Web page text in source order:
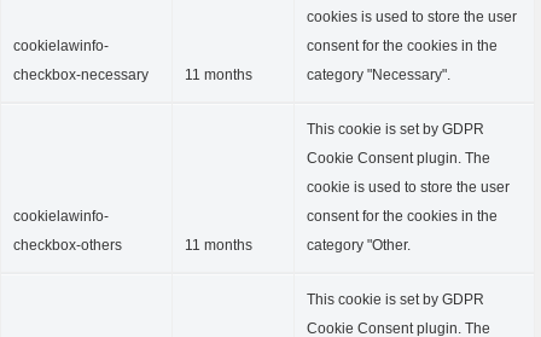
cookielawinfo-
checkbox-necessary
11 months
cookies is used to store the user
consent for the cookies in the
category "Necessary".
cookielawinfo-
checkbox-others
11 months
This cookie is set by GDPR
Cookie Consent plugin. The
cookie is used to store the user
consent for the cookies in the
category "Other.
This cookie is set by GDPR
Cookie Consent plugin. The